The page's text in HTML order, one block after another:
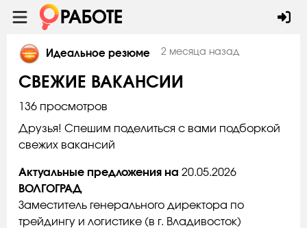
Идеальное резюме 2 месяца назад
СВЕЖИЕ ВАКАНСИИ
136 просмотров
Друзья! Спешим поделиться с вами подборкой
свежих вакансий
Актуальные предложения на 20.05.2026
ВОЛГОГРАД
Заместитель генерального директора по
трейдингу и логистике (в г. Владивосток)